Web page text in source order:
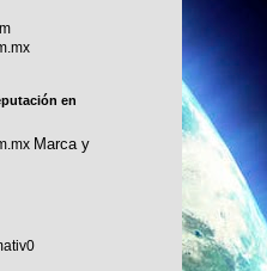
en
Marca y